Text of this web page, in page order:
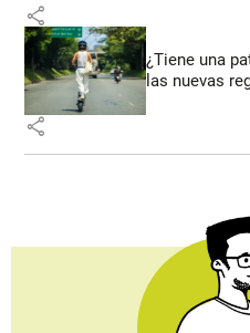
share
¿Tiene una
las nuevas
share